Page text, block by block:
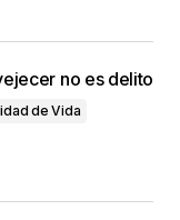
no es delito
de Vida